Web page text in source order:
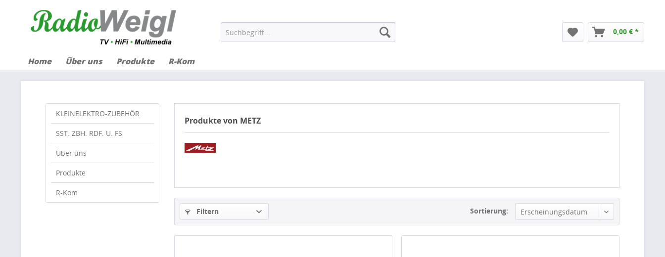
0,00 € *
Home Über uns Produkte R-Kom
KLEINELEKTRO-ZUBEHÖR
SST. ZBH. RDF. U. FS
Über uns
Produkte
R-Kom
Produkte von METZ
Filtern Sortierung: Erscheinungsdatum